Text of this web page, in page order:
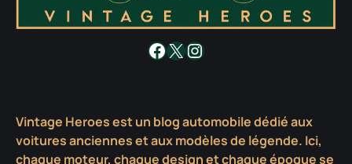
Facebook
X Instagram
Vintage Heroes est un blog automobile dédié aux
voitures anciennes et aux modèles de légende. Ici,
chaque moteur, chaque design et chaque époque se